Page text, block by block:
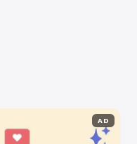
online dan media sosial
AD